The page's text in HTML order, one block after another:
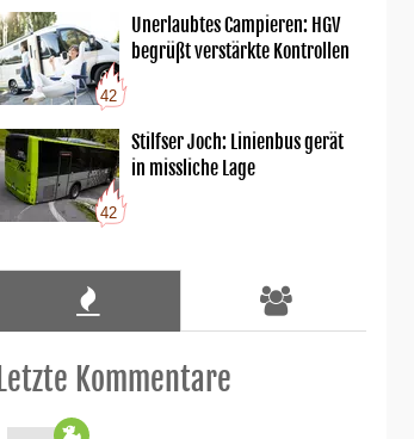
42
Unerlaubtes Campieren: HGV
begrüßt verstärkte Kontrollen
42
Stilfser Joch: Linienbus gerät
in missliche Lage
Letzte Kommentare